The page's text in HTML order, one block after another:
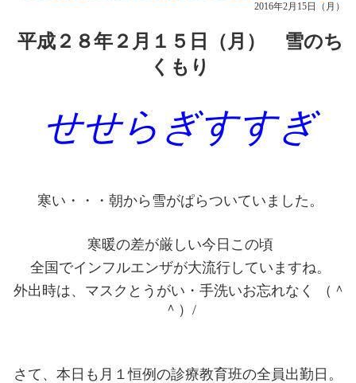
2016年2月15日（月）
平成２８年２月１５日（月） 雪のち
くもり
せせらぎすすぎ
寒い・・・朝から雪がぱらついていました。
寒暖の差が厳しい今日この頃
全国でインフルエンザが大流行していますね。
外出時は、マスクとうがい・手洗いお忘れなく （＾
＾）/
さて、本日も月１恒例の診療教育班の全員出勤日。